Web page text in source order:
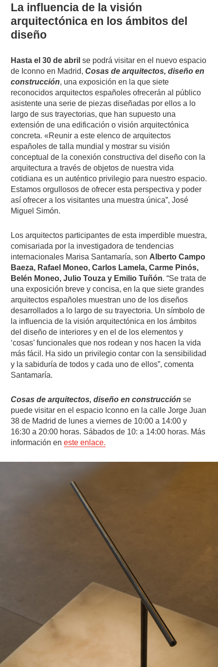
La influencia de la visión
arquitectónica en los ámbitos del
diseño
Hasta el 30 de abril se podrá visitar en el nuevo espacio
de Iconno en Madrid, Cosas de arquitectos, diseño en
construcción, una exposición en la que siete
reconocidos arquitectos españoles ofrecerán al público
asistente una serie de piezas diseñadas por ellos a lo
largo de sus trayectorias, que han supuesto una
extensión de una edificación o visión arquitectónica
concreta. «Reunir a este elenco de arquitectos
españoles de talla mundial y mostrar su visión
conceptual de la conexión constructiva del diseño con la
arquitectura a través de objetos de nuestra vida
cotidiana es un auténtico privilegio para nuestro espacio.
Estamos orgullosos de ofrecer esta perspectiva y poder
así ofrecer a los visitantes una muestra única”, José
Miguel Simón.
Los arquitectos participantes de esta imperdible muestra,
comisariada por la investigadora de tendencias
internacionales Marisa Santamaría, son Alberto Campo
Baeza, Rafael Moneo, Carlos Lamela, Carme Pinós,
Belén Moneo, Julio Touza y Emilio Tuñón. “Se trata de
una exposición breve y concisa, en la que siete grandes
arquitectos españoles muestran uno de los diseños
desarrollados a lo largo de su trayectoria. Un símbolo de
la influencia de la visión arquitectónica en los ámbitos
del diseño de interiores y en el de los elementos y
‘cosas’ funcionales que nos rodean y nos hacen la vida
más fácil. Ha sido un privilegio contar con la sensibilidad
y la sabiduría de todos y cada uno de ellos”, comenta
Santamaría.
Cosas de arquitectos, diseño en construcción se
puede visitar en el espacio Iconno en la calle Jorge Juan
38 de Madrid de lunes a viernes de 10:00 a 14:00 y
16:30 a 20:00 horas. Sábados de 10: a 14:00 horas. Más
información eneste enlace.